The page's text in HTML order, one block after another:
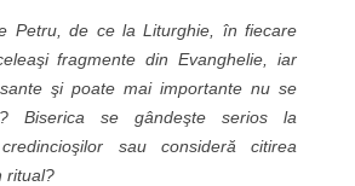
Petru, de ce la Liturghie, în fiecare
fragmente din Evanghelie, iar
şi poate mai importante nu se
Biserica se gândeşte serios la
sau consideră citirea
ritual?